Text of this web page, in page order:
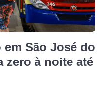
São José do
zero à noite até